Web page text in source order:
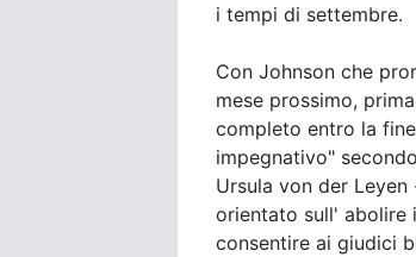
i tempi di settembre.
Con Johnson che
mese prossimo,
completo entro la
impegnativo"
Ursula von der Leyen
orientato sull' abolire
consentire ai giudici